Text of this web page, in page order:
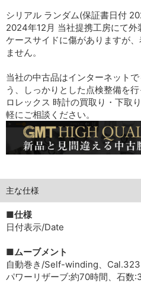
シリアル ランダム(保証書日付
2024年12月 当社提携工房にて外
ケースサイドに傷がありますが
ません。
当社の中古品はインターネット
う、しっかりとした点検整備を行
ロレックス 時計の買取り・下取
軽にご相談ください。
主な仕様
■仕様
日付表示/Date
■ムーブメント
自動巻き/Self-winding、
パワーリザーブ:約70時間、石数